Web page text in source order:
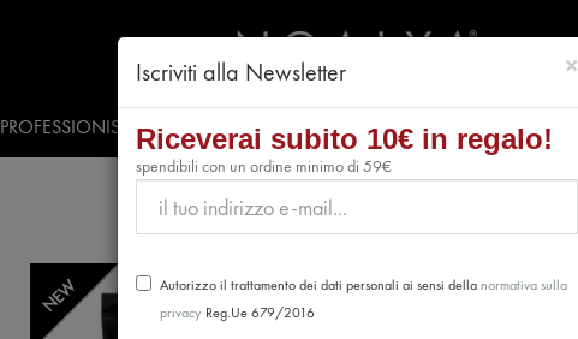
PROFESSIONISTI PRESS & EVENTI VIDEO #CLUBNOALYA
NEW NEW
×
Iscriviti alla Newsletter
Riceverai subito 10€ in regalo!
spendibili con un ordine minimo di 59€
Autorizzo il trattamento dei dati personali ai sensi dellanormativa sulla
privacy Reg.Ue 679/2016